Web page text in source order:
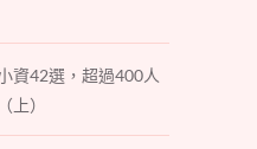
資42選，超過400人
上）